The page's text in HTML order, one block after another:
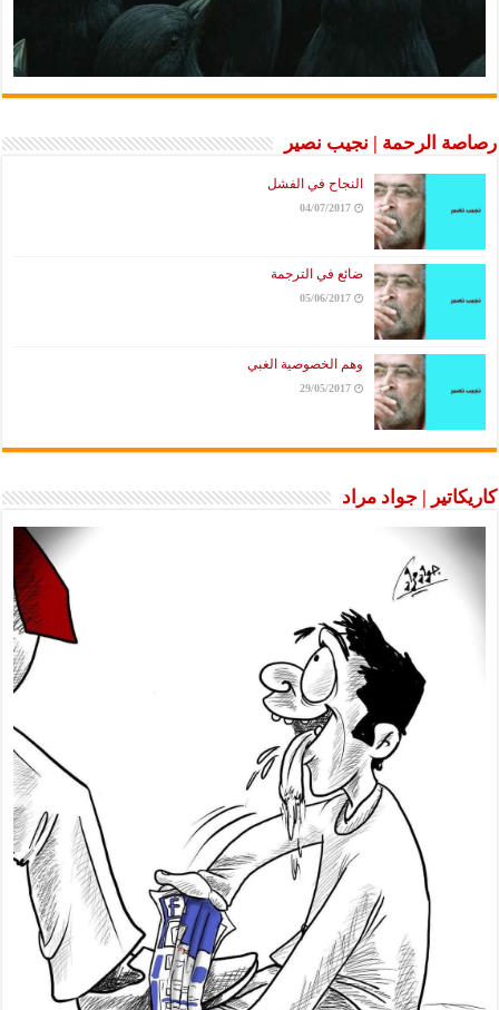
رصاصة الرحمة | نجيب نصير
النجاح في الفشل
04/07/2017
ضائع في الترجمة
05/06/2017
وهم الخصوصية الغبي
29/05/2017
كاريكاتير | جواد مراد